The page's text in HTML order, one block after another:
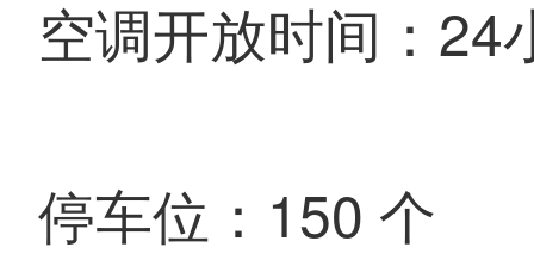
空调开放时间：24
停车位：150 个